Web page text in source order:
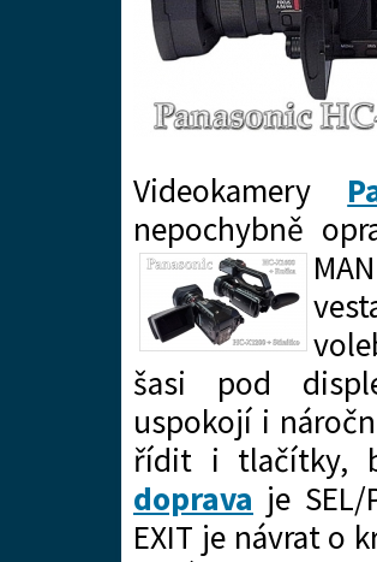
Videokamery
nepochybně
šasi pod
uspokojí i
řídit i tlačítky,
doprava je
EXIT je návrat o